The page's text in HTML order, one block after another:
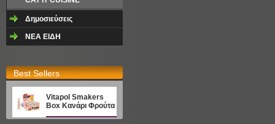
Δημοσιεύσεις
NEA EΙΔΗ
Best Sellers
Vitapol Smakers
Box Κανάρι Φρούτα